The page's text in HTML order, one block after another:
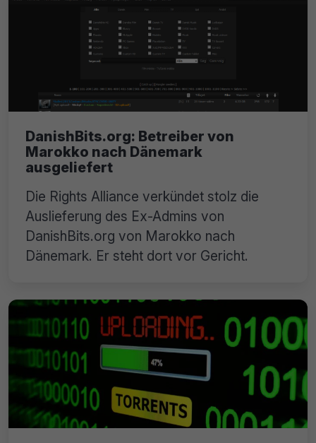
DanishBits.org: Betreiber von
Marokko nach Dänemark
ausgeliefert
Die Rights Alliance verkündet stolz die
Auslieferung des Ex-Admins von
DanishBits.org von Marokko nach
Dänemark. Er steht dort vor Gericht.